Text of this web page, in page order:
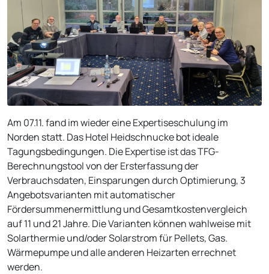
Am 07.11. fand im wieder eine Expertiseschulung im
Norden statt. Das Hotel Heidschnucke bot ideale
Tagungsbedingungen. Die Expertise ist das TFG-
Berechnungstool von der Ersterfassung der
Verbrauchsdaten, Einsparungen durch Optimierung, 3
Angebotsvarianten mit automatischer
Fördersummenermittlung und Gesamtkostenvergleich
auf 11 und 21 Jahre. Die Varianten können wahlweise mit
Solarthermie und/oder Solarstrom für Pellets, Gas.
Wärmepumpe und alle anderen Heizarten errechnet
werden.